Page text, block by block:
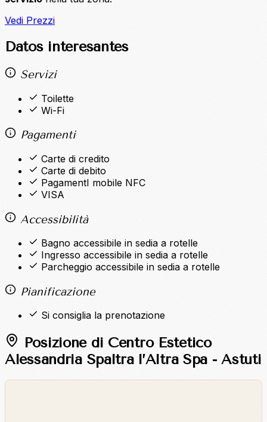
Vedi Prezzi
Datos interesantes
Servizi
Toilette
Wi-Fi
Pagamenti
Carte di credito
Carte di debito
PagamentI mobile NFC
VISA
Accessibilità
Bagno accessibile in sedia a rotelle
Ingresso accessibile in sedia a rotelle
Parcheggio accessibile in sedia a rotelle
Pianificazione
Si consiglia la prenotazione
Posizione di Centro Estetico
Alessandria Spaltra l’Altra Spa - Astuti